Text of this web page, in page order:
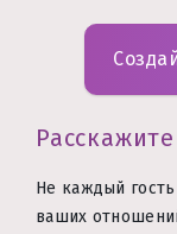
Не каждый
ваших